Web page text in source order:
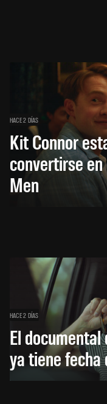
HACE 2 DÍAS
Kit Connor
convertirse
Men
HACE 2 DÍAS
El
ya tiene